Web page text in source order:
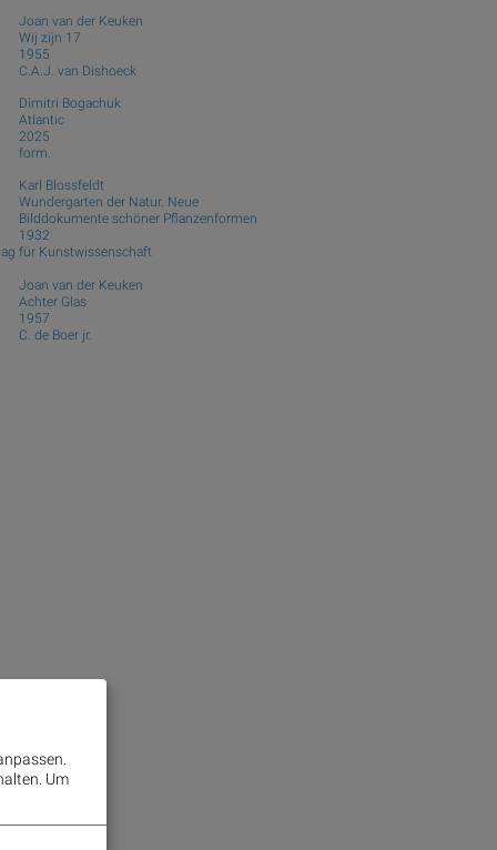
Joan van der Keuken
Wij zijn 17
1955
C.A.J. van Dishoeck
Dimitri Bogachuk
Atlantic
2025
form.
Karl Blossfeldt
Wundergarten der Natur. Neue
Bilddokumente schöner Pflanzenformen
1932
für Kunstwissenschaft
Joan van der Keuken
Achter Glas
1957
C. de Boer jr.
Um